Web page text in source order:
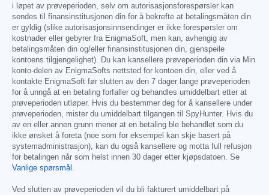
i løpet av prøveperioden, selv om autorisasjonsforespørsler kan
sendes til finansinstitusjonen din for å bekrefte at betalingsmåten din
er gyldig (slike autorisasjonsinnsendinger er ikke forespørsler om
kostnader eller gebyrer fra EnigmaSoft, men kan, avhengig av
betalingsmåten din og/eller finansinstitusjonen din, gjenspeile
kontoens tilgjengelighet). Du kan kansellere prøveperioden din via Min
konto-delen av EnigmaSofts nettsted for kontoen din, eller ved å
kontakte EnigmaSoft før slutten av den 7 dager lange prøveperioden
for å unngå at en betaling forfaller og behandles umiddelbart etter at
prøveperioden utløper. Hvis du bestemmer deg for å kansellere under
prøveperioden, mister du umiddelbart tilgangen til SpyHunter. Hvis du
av en eller annen grunn mener at en betaling ble behandlet som du
ikke ønsket å foreta (noe som for eksempel kan skje basert på
systemadministrasjon), kan du også kansellere og motta full refusjon
for betalingen når som helst innen 30 dager etter kjøpsdatoen. Se
Vanlige spørsmål
Ved slutten av prøveperioden vil du bli fakturert umiddelbart på